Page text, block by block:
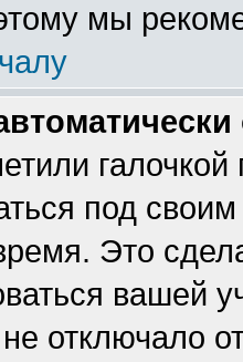
мы
галочкой
под
Это
вашей
не отключало